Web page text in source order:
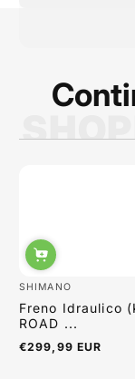
SHIMANO
Freno Idraulico
ROAD ...
Regulärer
€299,99 EUR